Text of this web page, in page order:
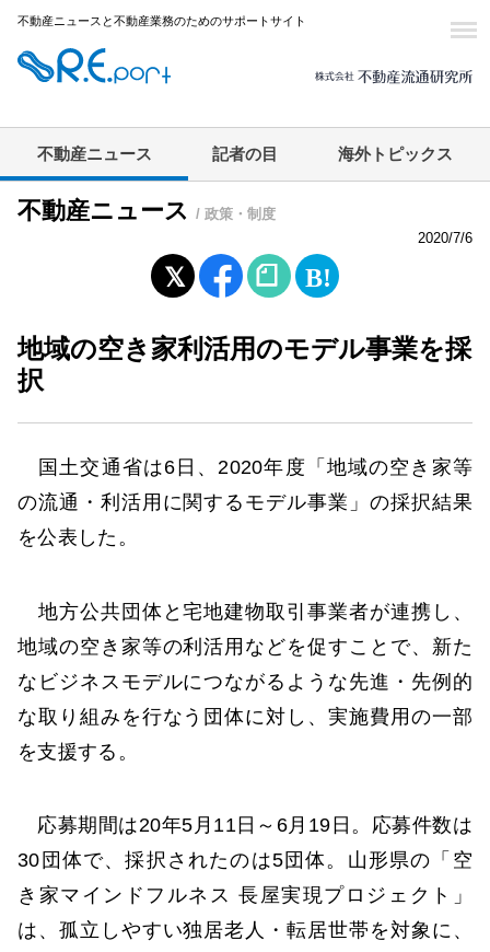
不動産ニュースと不動産業務のためのサポートサイト
不動産ニュース 記者の目 海外トピックス
不動産ニュース / 政策・制度
2020/7/6
地域の空き家利活用のモデル事業を採
択
国土交通省は6日、2020年度「地域の空き家等
の流通・利活用に関するモデル事業」の採択結果
を公表した。
地方公共団体と宅地建物取引事業者が連携し、
地域の空き家等の利活用などを促すことで、新た
なビジネスモデルにつながるような先進・先例的
な取り組みを行なう団体に対し、実施費用の一部
を支援する。
応募期間は20年5月11日～6月19日。応募件数は
30団体で、採択されたのは5団体。山形県の「空
き家マインドフルネス 長屋実現プロジェクト」
は、孤立しやすい独居老人・転居世帯を対象に、